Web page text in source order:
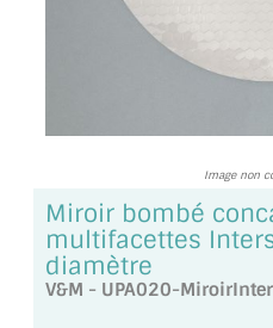
AMBIANCE LAITON
MIROIR VIEILLI
MIROIR DÉCORATIF DE
Image non
Miroir bombé
multifacettes
diamètre
V&M - UPA020-